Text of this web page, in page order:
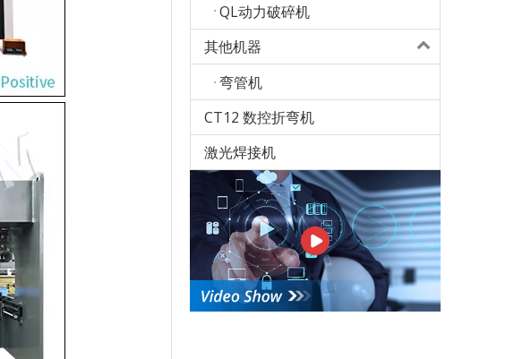
QL动力破碎机
其他机器
弯管机
CT12 数控折弯机
激光焊接机